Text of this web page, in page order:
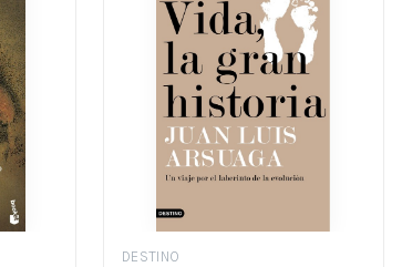
DESTINO